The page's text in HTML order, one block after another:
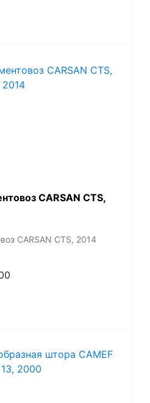
СARSАN CТS,
СARSАN CТS, 2014